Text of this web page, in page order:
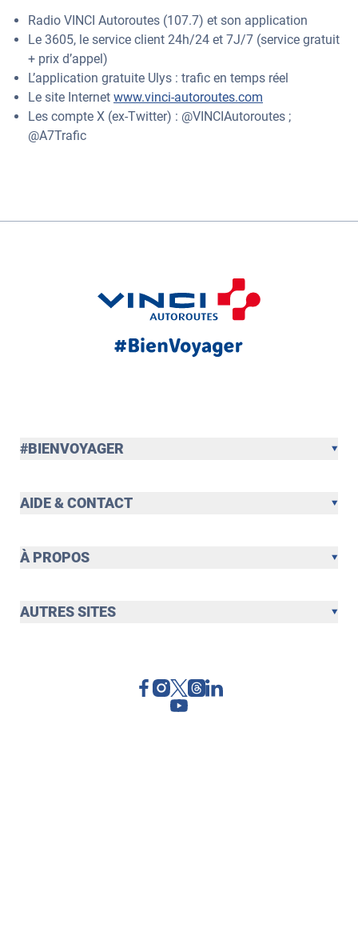
Radio VINCI Autoroutes (107.7) et son application
Le 3605, le service client 24h/24 et 7J/7 (service gratuit
+ prix d’appel)
L’application gratuite Ulys : trafic en temps réel
Le site Internet www.vinci-autoroutes.com
Les compte X (ex-Twitter) : @VINCIAutoroutes ;
@A7Trafic
#BIENVOYAGER
AIDE & CONTACT
À PROPOS
AUTRES SITES